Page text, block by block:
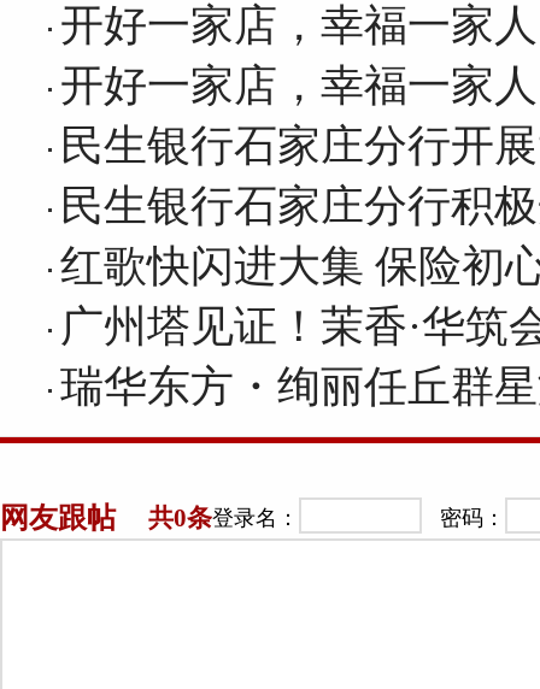
开好一家店，幸福一家
开好一家店，幸福一家
民生银行石家庄分行开
民生银行石家庄分行积
红歌快闪进大集 保险
广州塔见证！茉香·华筑
瑞华东方・绚丽任丘群